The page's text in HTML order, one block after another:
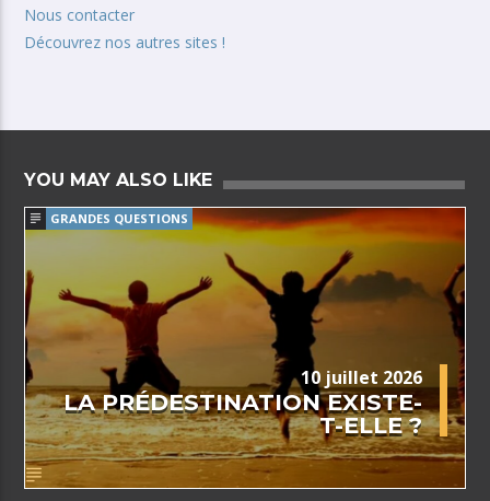
Nous contacter
Découvrez nos autres sites !
YOU MAY ALSO LIKE
GRANDES QUESTIONS
10 juillet 2026
LA PRÉDESTINATION EXISTE-
T-ELLE ?